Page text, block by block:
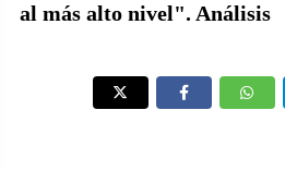
al más alto nivel". Análisis